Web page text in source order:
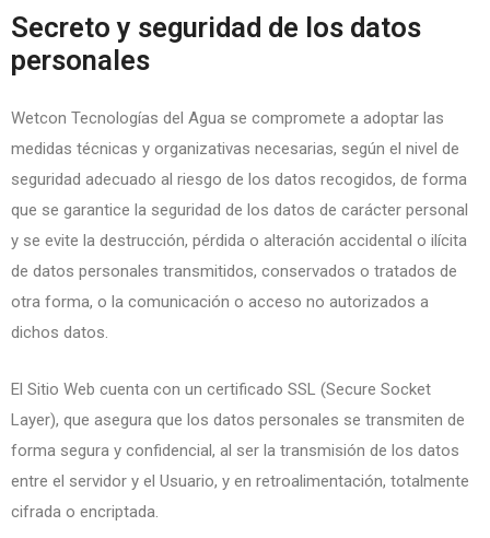
Secreto y seguridad de los datos
personales
Wetcon Tecnologías del Agua se compromete a adoptar las
medidas técnicas y organizativas necesarias, según el nivel de
seguridad adecuado al riesgo de los datos recogidos, de forma
que se garantice la seguridad de los datos de carácter personal
y se evite la destrucción, pérdida o alteración accidental o ilícita
de datos personales transmitidos, conservados o tratados de
otra forma, o la comunicación o acceso no autorizados a
dichos datos.
El Sitio Web cuenta con un certificado SSL (Secure Socket
Layer), que asegura que los datos personales se transmiten de
forma segura y confidencial, al ser la transmisión de los datos
entre el servidor y el Usuario, y en retroalimentación, totalmente
cifrada o encriptada.